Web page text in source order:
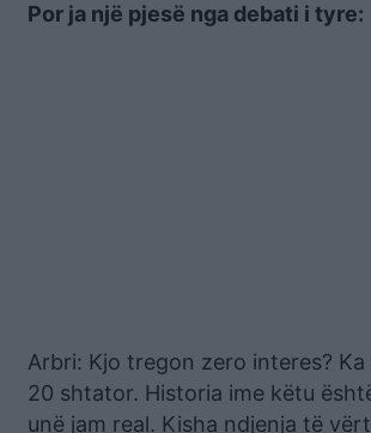
Por ja një pjesë nga debati i tyre:
Arbri: Kjo tregon zero interes?
20 shtator. Historia ime këtu
unë jam real. Kisha ndjenja të